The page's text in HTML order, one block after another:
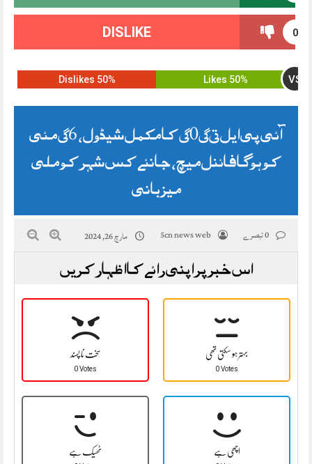
0
DISLIKE
50% Likes VS
50% Dislikes
آئی پی ایل 2024 کا مکمل شیڈول، 26 مئی
کو ہوگا فائنل میچ، جانئے کس شہر کو ملی
میزبانی
5cn news web مارچ 26, 2024
اس خبر پر اپنی رائے کا اظہار کریں
سخت نا پسند
0 Votes
بہتر ہو سکتی تھی
0 Votes
ٹھیک ہے اچھی ہے